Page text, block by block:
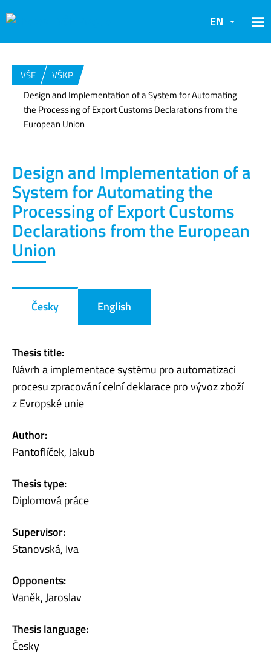
EN
VŠE
VŠKP
Design and Implementation of a System for Automating
the Processing of Export Customs Declarations from the
European Union
Design and Implementation of a
System for Automating the
Processing of Export Customs
Declarations from the European
Union
Česky English
Thesis title:
Návrh a implementace systému pro automatizaci
procesu zpracování celní deklarace pro vývoz zboží
z Evropské unie
Author:
Pantoflíček, Jakub
Thesis type:
Diplomová práce
Supervisor:
Stanovská, Iva
Opponents:
Vaněk, Jaroslav
Thesis language:
Česky